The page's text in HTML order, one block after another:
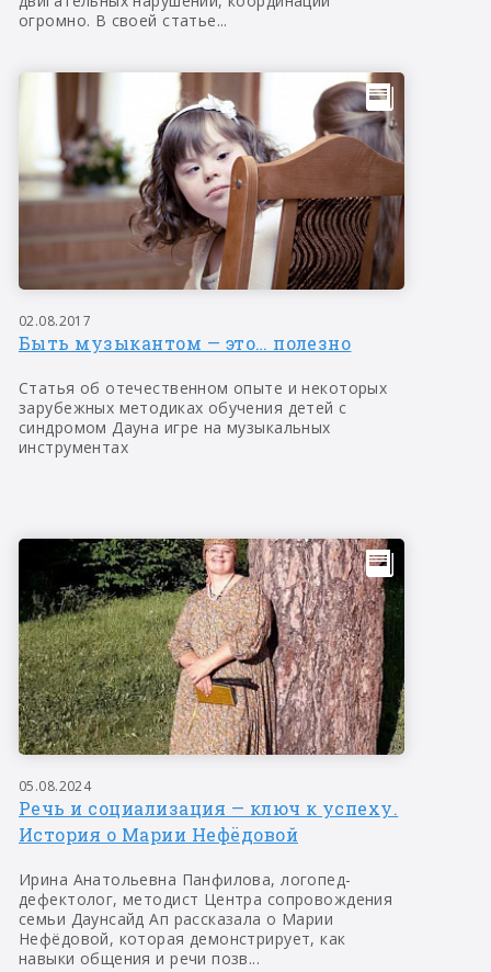
огромно. В своей статье...
02.08.2017
Быть музыкантом — это… полезно
Статья об отечественном опыте и некоторых
зарубежных методиках обучения детей с
синдромом Дауна игре на музыкальных
инструментах
05.08.2024
Речь и социализация — ключ к успеху.
История о Марии Нефёдовой
Ирина Анатольевна Панфилова, логопед-
дефектолог, методист Центра сопровождения
семьи Даунсайд Ап рассказала о Марии
Нефёдовой, которая демонстрирует, как
навыки общения и речи позв...